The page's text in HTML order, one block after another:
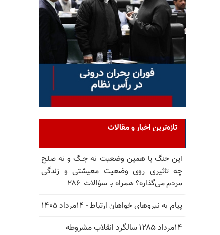
تازه‌ترین اخبار و مقالات
این جنگ یا همین وضعیت نه جنگ و نه صلح
چه تاثیری روی وضعیت معیشتی و زندگی
مردم می‌گذاره؟ همراه با سؤالات -۲۸۶
پیام به نیروهای خواهان ارتباط - ۱۴مرداد ۱۴۰۵
۱۴مرداد ۱۲۸۵ سالگرد انقلاب مشروطه